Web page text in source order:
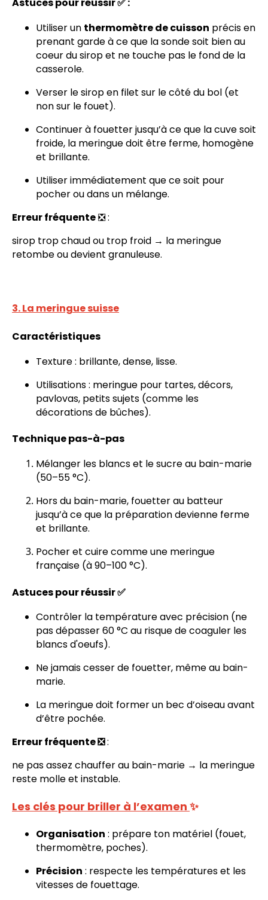
Astuces pour réussir ✅ :
Utiliser un thermomètre de cuisson précis en
prenant garde à ce que la sonde soit bien au
coeur du sirop et ne touche pas le fond de la
casserole.
Verser le sirop en filet sur le côté du bol (et
non sur le fouet).
Continuer à fouetter jusqu’à ce que la cuve soit
froide, la meringue doit être ferme, homogène
et brillante.
Utiliser immédiatement que ce soit pour
pocher ou dans un mélange.
Erreur fréquente❎ :
sirop trop chaud ou trop froid → la meringue
retombe ou devient granuleuse.
3. La meringue suisse
Caractéristiques
Texture : brillante, dense, lisse.
Utilisations : meringue pour tartes, décors,
pavlovas, petits sujets (comme les
décorations de bûches).
Technique pas-à-pas
Mélanger les blancs et le sucre au bain-marie
(50–55 °C).
Hors du bain-marie, fouetter au batteur
jusqu’à ce que la préparation devienne ferme
et brillante.
Pocher et cuire comme une meringue
française (à 90–100 °C).
Astuces pour réussir ✅
Contrôler la température avec précision (ne
pas dépasser 60 °C au risque de coaguler les
blancs d'oeufs).
Ne jamais cesser de fouetter, même au bain-
marie.
La meringue doit former un bec d’oiseau avant
d’être pochée.
Erreur fréquente ❎:
ne pas assez chauffer au bain-marie → la meringue
reste molle et instable.
Les clés pour briller à l’examen ✨
Organisation : prépare ton matériel (fouet,
thermomètre, poches).
Précision : respecte les températures et les
vitesses de fouettage.